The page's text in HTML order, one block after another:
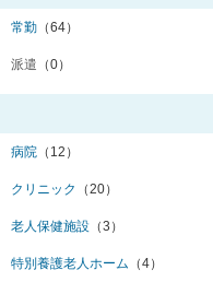
常勤 （64）
派遣 （0）
病院 （12）
クリニック （20）
老人保健施設 （3）
特別養護老人ホーム （4）